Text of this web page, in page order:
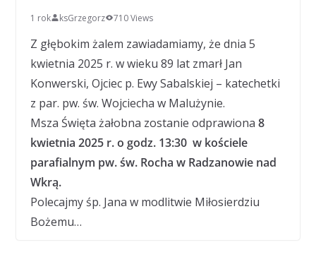
1 rok ksGrzegorz 710 Views
Z głębokim żalem zawiadamiamy, że dnia 5
kwietnia 2025 r. w wieku 89 lat zmarł Jan
Konwerski, Ojciec p. Ewy Sabalskiej – katechetki
z par. pw. św. Wojciecha w Malużynie.
Msza Święta żałobna zostanie odprawiona 8
kwietnia 2025 r. o godz. 13:30 w kościele
parafialnym pw. św. Rocha w Radzanowie nad
Wkrą.
Polecajmy śp. Jana w modlitwie Miłosierdziu
Bożemu…